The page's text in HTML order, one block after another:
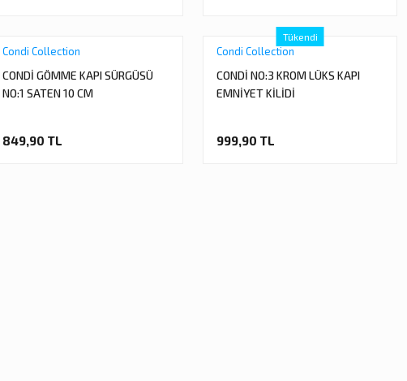
Condi Collection
CONDİ GÖMME KAPI SÜRGÜSÜ
NO:1 SATEN 10 CM
849,90 TL
Tükendi
Condi Collection
CONDİ NO:3 KROM LÜKS KAPI
EMNİYET KİLİDİ
999,90 TL